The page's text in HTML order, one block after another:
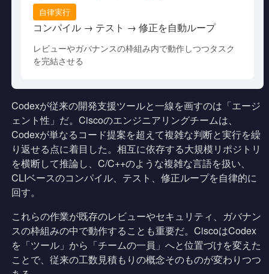
自律実行
コンパイル → テスト → 修正を自動ループ
レビューやガバナンスの枠組み内で動作しつつタスク
を完結させる
Codexが従来の開発支援ツールと一線を画すのは「エージ
ェント性」だ。Ciscoのエンジニアリングチームは、
Codexが単なるコード提案を超えて複雑な判断と実行を繰
り返せる点に着目した。相互に依存する大規模リポジトリ
を横断して推論し、C/C++のような複雑な言語を扱い、
CLIベースのコンパイル、テスト、修正ループを自律的に
回す。
これらの作業が既存のレビューやセキュリティ、ガバナン
スの枠組みの中で動作することも重要だ。CiscoはCodex
を「ツール」から「チームの一員」へと位置づけを変えた
ことで、従来の工数見積もりの概念そのものが変わりつつ